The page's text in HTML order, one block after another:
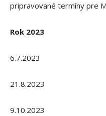
pripravované termíny pre
Rok 2023
6.7.2023
21.8.2023
9.10.2023